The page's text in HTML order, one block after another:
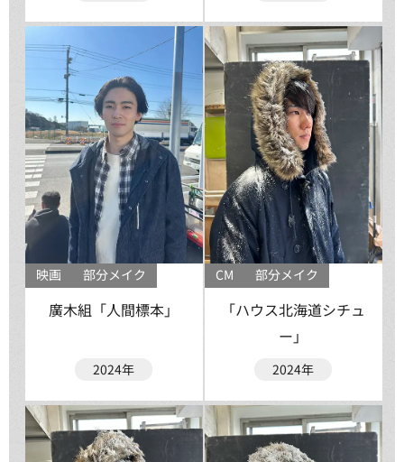
映画 部分メイク
廣木組「人間標本」
2024年
CM 部分メイク
「ハウス北海道シチュ
ー」
2024年